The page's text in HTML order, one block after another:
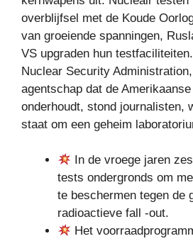
overblijfsel met de Koude
van groeiende spanningen,
VS upgraden hun
Nuclear Security
agentschap dat de
onderhoudt, stond journalisten,
staat om een ​​geheim
In de vroege jaren
tests ondergronds om
te beschermen tegen de
radioactieve fall -out.
Het